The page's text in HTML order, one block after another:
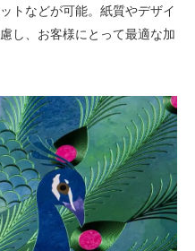
トなどが可能。紙質やデザイ
し、お客様にとって最適な加